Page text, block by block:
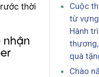
thời
nhận
Cuộc
từ
Hành
quà
Chào